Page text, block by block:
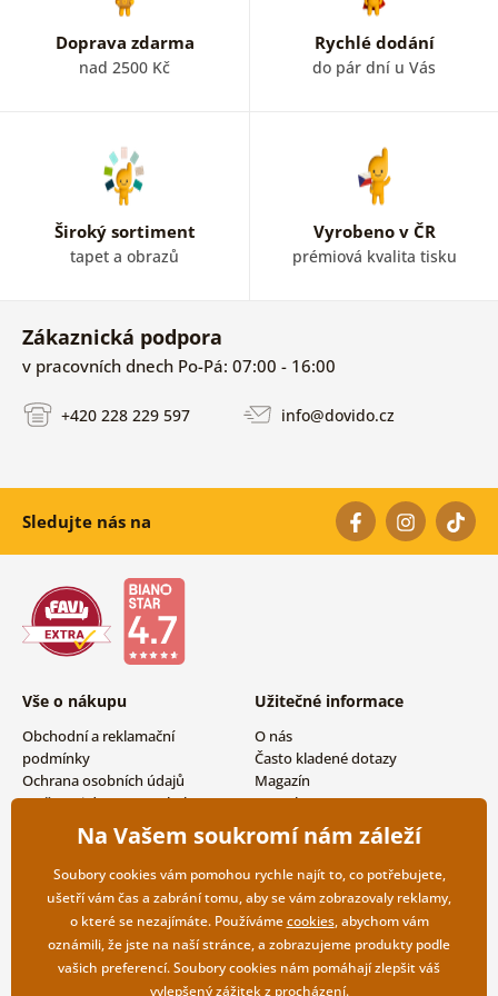
Doprava zdarma
nad 2500 Kč
Rychlé dodání
do pár dní u Vás
Široký sortiment
tapet a obrazů
Vyrobeno v ČR
prémiová kvalita tisku
Zákaznická podpora
v pracovních dnech Po-Pá: 07:00 - 16:00
+420 228 229 597 info@dovido.cz
Sledujte nás na
Vše o nákupu
Obchodní a reklamační
podmínky
Ochrana osobních údajů
Možnosti dopravy a platby
Vrácení zboží
Užitečné informace
O nás
Často kladené dotazy
Magazín
Kontakty
Velkoobchodní spolupráce
Na Vašem soukromí nám záleží
Soubory cookies vám pomohou rychle najít to, co potřebujete,
ušetří vám čas a zabrání tomu, aby se vám zobrazovaly reklamy,
o které se nezajímáte. Používámecookies, abychom vám
oznámili, že jste na naší stránce, a zobrazujeme produkty podle
vašich preferencí. Soubory cookies nám pomáhají zlepšit váš
vylepšený zážitek z procházení.